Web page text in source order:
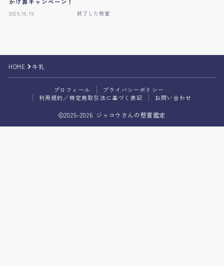
プライバシーポリシー
利用規約／特定商取引法に基づく表記
2025.10.15 終了した懸賞
HOME 牛乳
プロフィール
プライバシーポリシー
利用規約／特定商取引法に基づく表記
お問い合わせ
2025–2026 ジャコウさんの懸賞鑑定